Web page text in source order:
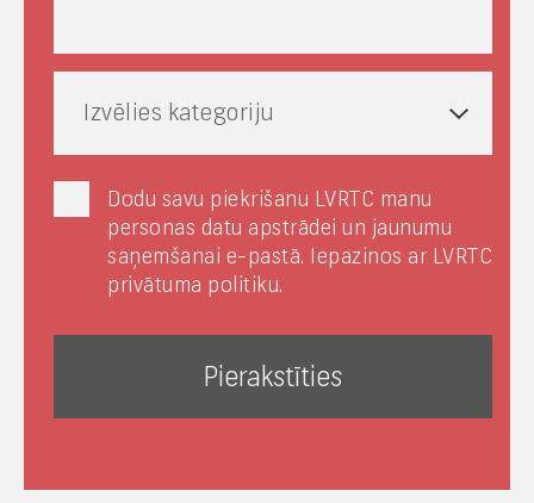
Izvēlies kategoriju
Dodu savu piekrišanu LVRTC manu
personas datu apstrādei un jaunumu
saņemšanai e-pastā. Iepazinos ar LVRTC
privātuma politiku.